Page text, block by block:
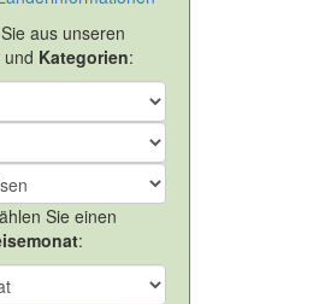
aus unseren
und Kategorien:
Sie einen
: